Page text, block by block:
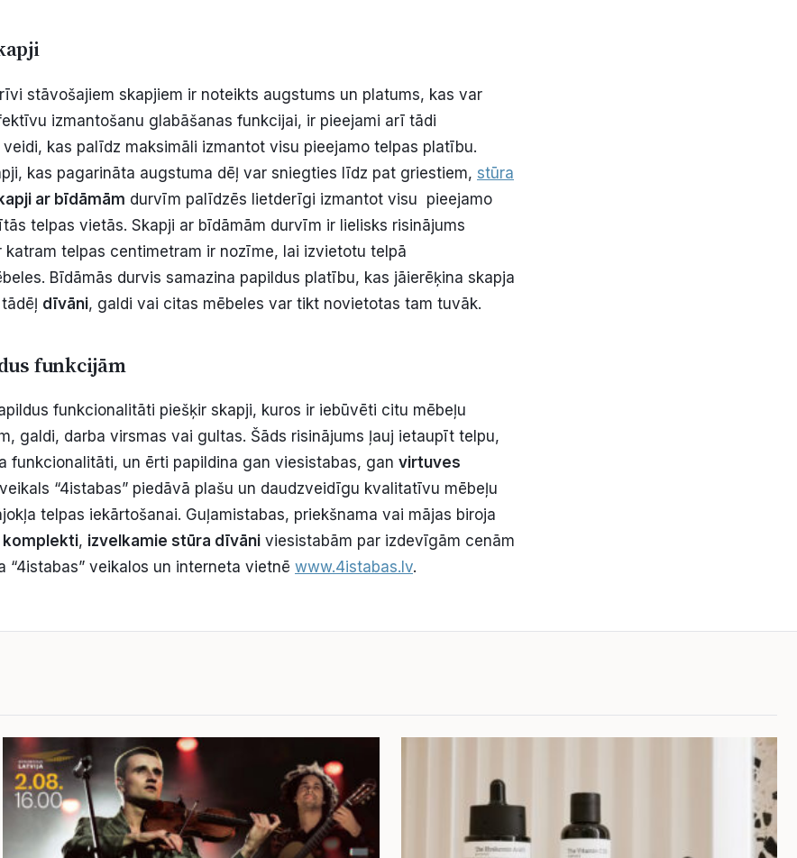
stāvošajiem skapjiem ir noteikts augstums un platums, kas var
izmantošanu glabāšanas funkcijai, ir pieejami arī tādi
kas palīdz maksimāli izmantot visu pieejamo telpas platību.
kas pagarināta augstuma dēļ var sniegties līdz pat griestiem, stūra
ar bīdāmām durvīm palīdzēs lietderīgi izmantot visu pieejamo
telpas vietās. Skapji ar bīdāmām durvīm ir lielisks risinājums
katram telpas centimetram ir nozīme, lai izvietotu telpā
Bīdāmās durvis samazina papildus platību, kas jāierēķina skapja
dīvāni, galdi vai citas mēbeles var tikt novietotas tam tuvāk.
funkcijām
funkcionalitāti piešķir skapji, kuros ir iebūvēti citu mēbeļu
galdi, darba virsmas vai gultas. Šāds risinājums ļauj ietaupīt telpu,
funkcionalitāti, un ērti papildina gan viesistabas, gan virtuves
“4istabas” piedāvā plašu un daudzveidīgu kvalitatīvu mēbeļu
telpas iekārtošanai. Guļamistabas, priekšnama vai mājas biroja
, izvelkamie stūra dīvāni viesistabām par izdevīgām cenām
“4istabas” veikalos un interneta vietnē www.4istabas.lv.